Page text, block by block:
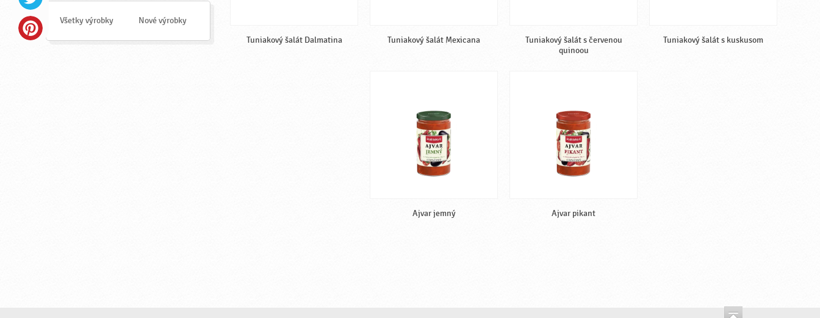
a
Všetky výrobky Nové výrobky
Tuniakový šalát Dalmatina Tuniakový šalát Mexicana
Tuniakový šalát s červenou
quinoou
Tuniakový šalát s kuskusom
Ajvar jemný Ajvar pikant